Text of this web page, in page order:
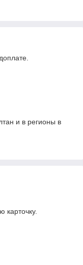
и в регионы в
карточку.